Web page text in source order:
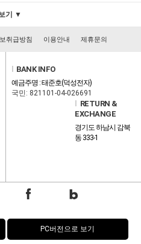
기 ▼
취급방침 이용안내 제휴문의
BANK INFO
예금주명 : 태준호(덕성전자)
국민: 821101-04-026691
RETURN &
EXCHANGE
경기도 하남시 감북
동 333-1
PC버전으로 보기